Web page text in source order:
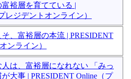
富裕層を育てている |
レジデントオンライン）
そ、富裕層の本流 | PRESIDENT
ンライン）
人は、富裕層になれない 「みっ
大事 | PRESIDENT Online（プ